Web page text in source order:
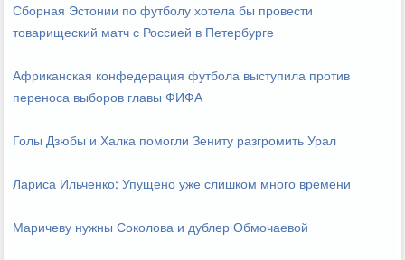
Сборная Эстонии по футболу хотела бы провести
товарищеский матч с Россией в Петербурге
Африканская конфедерация футбола выступила против
переноса выборов главы ФИФА
Голы Дзюбы и Халка помогли Зениту разгромить Урал
Лариса Ильченко: Упущено уже слишком много времени
Маричеву нужны Соколова и дублер Обмочаевой